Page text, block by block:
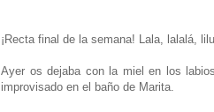
¡Recta final de la semana! Lala, lalalá,
Ayer os dejaba con la miel en los
improvisado en el baño de Marita.